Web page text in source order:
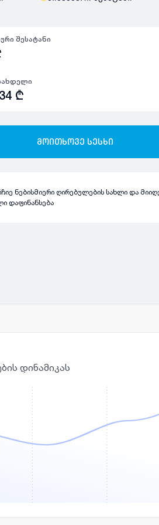
შესატანი
₾
მოითხოვე სესხი
ნებისმიერი ღირებულების სახლი და
დაფინანსება
დინამიკას